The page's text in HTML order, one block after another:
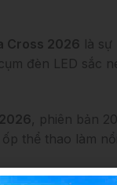
Cross 2026 là
đèn LED sắc
, phiên bản
thể thao làm
cho những